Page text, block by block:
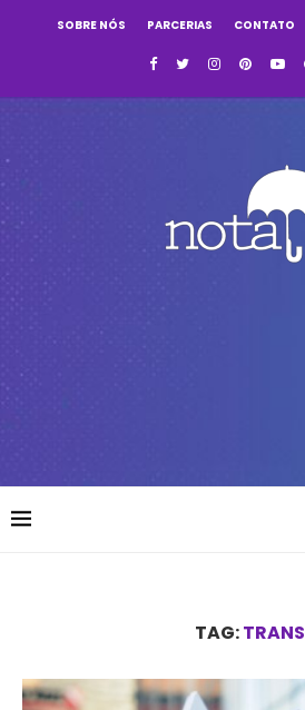
SOBRE NÓS PARCERIAS CONTATO
TAG:TRANS